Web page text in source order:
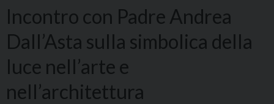
Incontro con Padre Andrea
Dall’Asta sulla simbolica della
luce nell’arte e
nell’architettura